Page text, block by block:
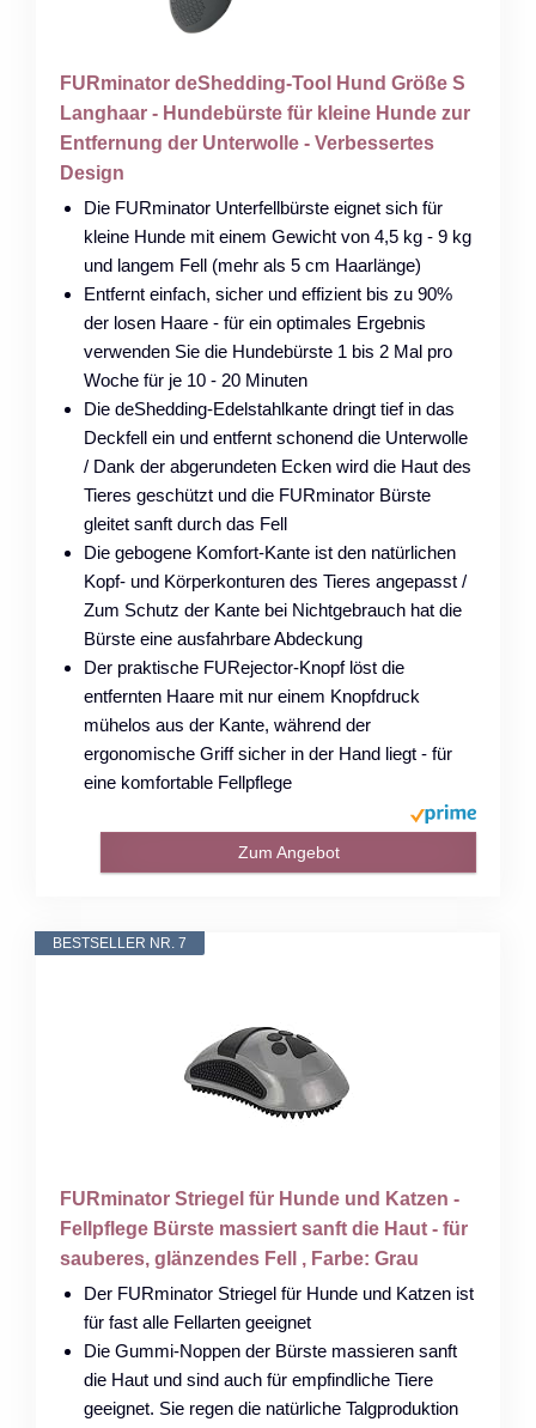
FURminator deShedding-Tool Hund Größe S
Langhaar - Hundebürste für kleine Hunde zur
Entfernung der Unterwolle - Verbessertes
Design
Die FURminator Unterfellbürste eignet sich für
kleine Hunde mit einem Gewicht von 4,5 kg - 9 kg
und langem Fell (mehr als 5 cm Haarlänge)
Entfernt einfach, sicher und effizient bis zu 90%
der losen Haare - für ein optimales Ergebnis
verwenden Sie die Hundebürste 1 bis 2 Mal pro
Woche für je 10 - 20 Minuten
Die deShedding-Edelstahlkante dringt tief in das
Deckfell ein und entfernt schonend die Unterwolle
/ Dank der abgerundeten Ecken wird die Haut des
Tieres geschützt und die FURminator Bürste
gleitet sanft durch das Fell
Die gebogene Komfort-Kante ist den natürlichen
Kopf- und Körperkonturen des Tieres angepasst /
Zum Schutz der Kante bei Nichtgebrauch hat die
Bürste eine ausfahrbare Abdeckung
Der praktische FURejector-Knopf löst die
entfernten Haare mit nur einem Knopfdruck
mühelos aus der Kante, während der
ergonomische Griff sicher in der Hand liegt - für
eine komfortable Fellpflege
Zum Angebot
BESTSELLER NR. 7
FURminator Striegel für Hunde und Katzen -
Fellpflege Bürste massiert sanft die Haut - für
sauberes, glänzendes Fell , Farbe: Grau
Der FURminator Striegel für Hunde und Katzen ist
für fast alle Fellarten geeignet
Die Gummi-Noppen der Bürste massieren sanft
die Haut und sind auch für empfindliche Tiere
geeignet. Sie regen die natürliche Talgproduktion